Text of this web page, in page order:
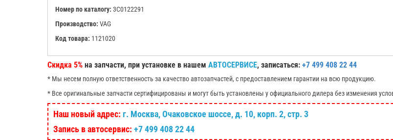
Номер по каталогу: 3C0122291
Производство: VAG
Код товара: 1121020
Скидка 5% на запчасти, при установке в нашем АВТОСЕРВИСЕ, записаться: +7 499 408 22 44
* Мы несем полную ответственность за качество автозапчастей, с предоставлением гарантии на всю продукцию.
* Все оригинальные запчасти сертифицированы и могут быть установлены у официального дилера без изменения
Наш новый адрес: г. Москва, Очаковское шоссе, д. 10, корп. 2, стр. 3
Запись в автосервис: +7 499 408 22 44